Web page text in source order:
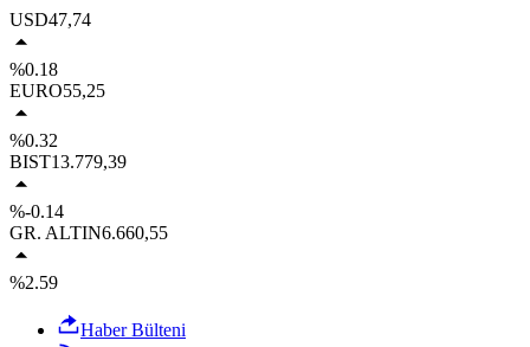
USD47,74
%0.18
EURO55,25
%0.32
BIST13.779,39
%-0.14
GR. ALTIN6.660,55
%2.59
Haber Bülteni